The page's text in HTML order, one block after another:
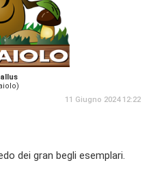
11 Giugno 2024 12:22
dei gran begli esemplari.